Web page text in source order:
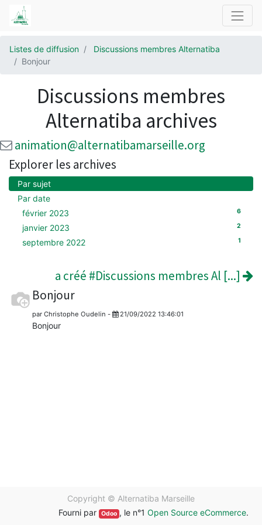
Listes de diffusion
Discussions membres Alternatiba
Bonjour
Discussions membres
Alternatiba archives
animation@alternatibamarseille.org
Explorer les archives
Par sujet
Par date
février 2023
6
janvier 2023 2
septembre 2022 1
a créé #Discussions membres Al [...]
Bonjour
par Christophe Oudelin - 21/09/2022 13:46:01
Bonjour
Copyright © Alternatiba Marseille
Fourni par
Odoo , le n°1 Open Source eCommerce.